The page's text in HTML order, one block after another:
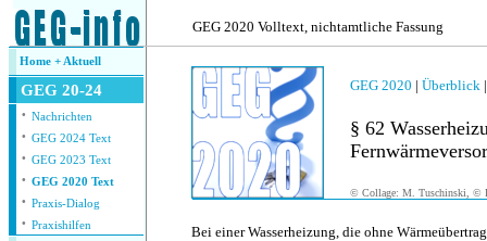
GEG 2020 Volltext, nichtamtliche Fassung
Home + Aktuell
GEG 20-24
· Nachrichten
· GEG 2024 Text
· GEG 2023 Text
· GEG 2020 Text
· Praxis-Dialog
· Praxishilfen
GEG 2020 | Überblick
§ 62
© Collage: M. Tuschinski, ©
Bei einer Wasserheizung, die ohne